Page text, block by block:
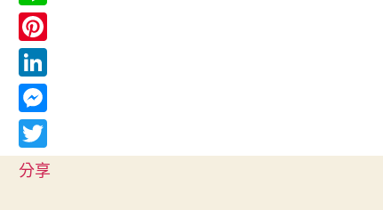
a
c
e
b
o
o
k
L
i
n
e
P
i
n
t
e
L
i
n
k
M
e
s
T
分享